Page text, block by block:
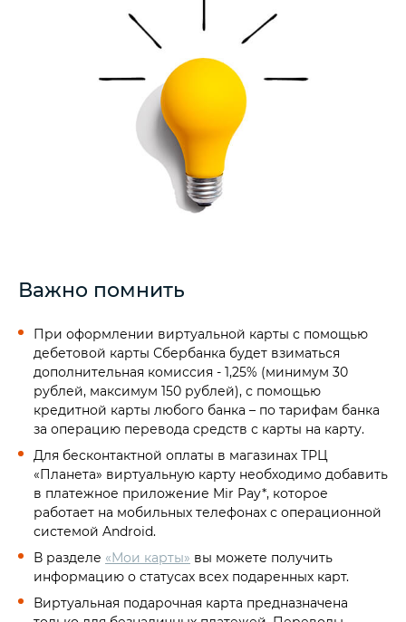
Важно помнить
При оформлении виртуальной карты с помощью
дебетовой карты Сбербанка будет взиматься
дополнительная комиссия - 1,25% (минимум 30
рублей, максимум 150 рублей), с помощью
кредитной карты любого банка – по тарифам банка
за операцию перевода средств с карты на карту.
Для бесконтактной оплаты в магазинах ТРЦ
«Планета» виртуальную карту необходимо добавить
в платежное приложение Mir Pay*, которое
работает на мобильных телефонах с операционной
системой Android.
В разделе «Мои карты» вы можете получить
информацию о статусах всех подаренных карт.
Виртуальная подарочная карта предназначена